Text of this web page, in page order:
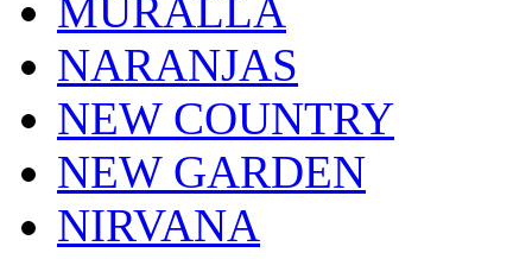
MURALLA
NARANJAS
NEW COUNTRY
NEW GARDEN
NIRVANA